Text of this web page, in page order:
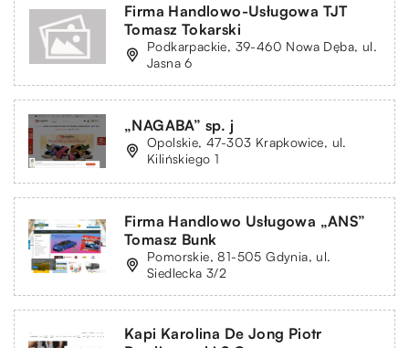
Firma Handlowo-Usługowa TJT
Tomasz Tokarski
Podkarpackie, 39-460 Nowa Dęba, ul.
Jasna 6
„NAGABA” sp. j
Opolskie, 47-303 Krapkowice, ul.
Kilińskiego 1
Firma Handlowo Usługowa „ANS”
Tomasz Bunk
Pomorskie, 81-505 Gdynia, ul.
Siedlecka 3/2
Kapi Karolina De Jong Piotr